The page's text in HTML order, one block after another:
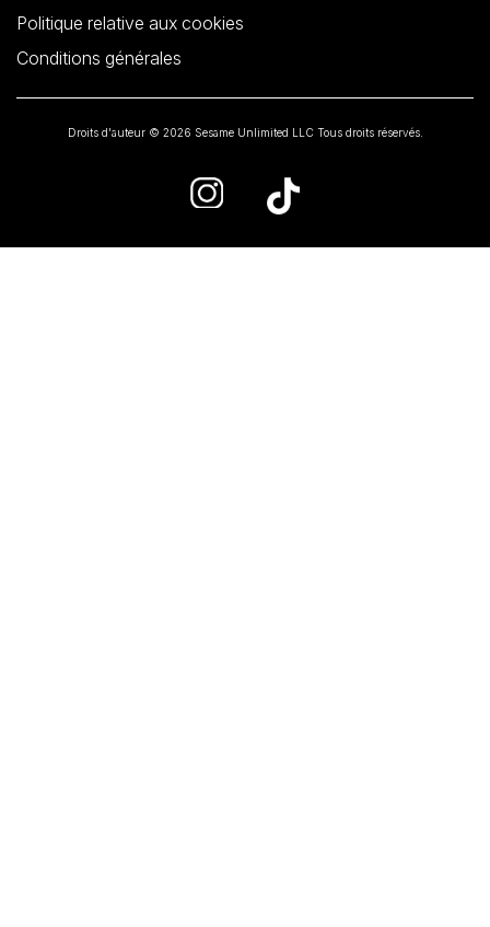
Politique relative aux cookies
Conditions générales
Droits d'auteur © 2026 Sesame Unlimited LLC Tous droits réservés.